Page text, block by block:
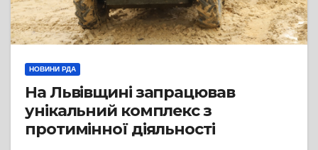
НОВИНИ РДА
На Львівщині запрацював
унікальний комплекс з
протимінної діяльності